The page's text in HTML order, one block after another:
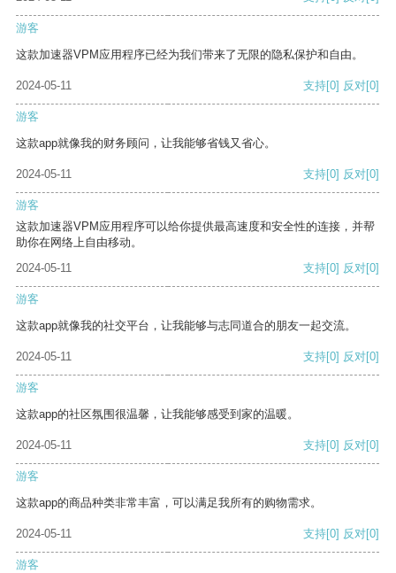
游客
这款加速器VPM应用程序已经为我们带来了无限的隐私保护和自由。
2024-05-11 支持[0] 反对[0]
游客
这款app就像我的财务顾问，让我能够省钱又省心。
2024-05-11 支持[0] 反对[0]
游客
这款加速器VPM应用程序可以给你提供最高速度和安全性的连接，并帮
助你在网络上自由移动。
2024-05-11
支持[0] 反对[0]
游客
这款app就像我的社交平台，让我能够与志同道合的朋友一起交流。
2024-05-11 支持[0] 反对[0]
游客
这款app的社区氛围很温馨，让我能够感受到家的温暖。
2024-05-11 支持[0] 反对[0]
游客
这款app的商品种类非常丰富，可以满足我所有的购物需求。
2024-05-11 支持[0] 反对[0]
游客